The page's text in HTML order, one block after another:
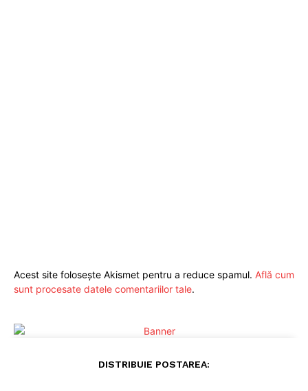
Acest site folosește Akismet pentru a reduce spamul. Află cum
sunt procesate datele comentariilor tale.
DISTRIBUIE POSTAREA: